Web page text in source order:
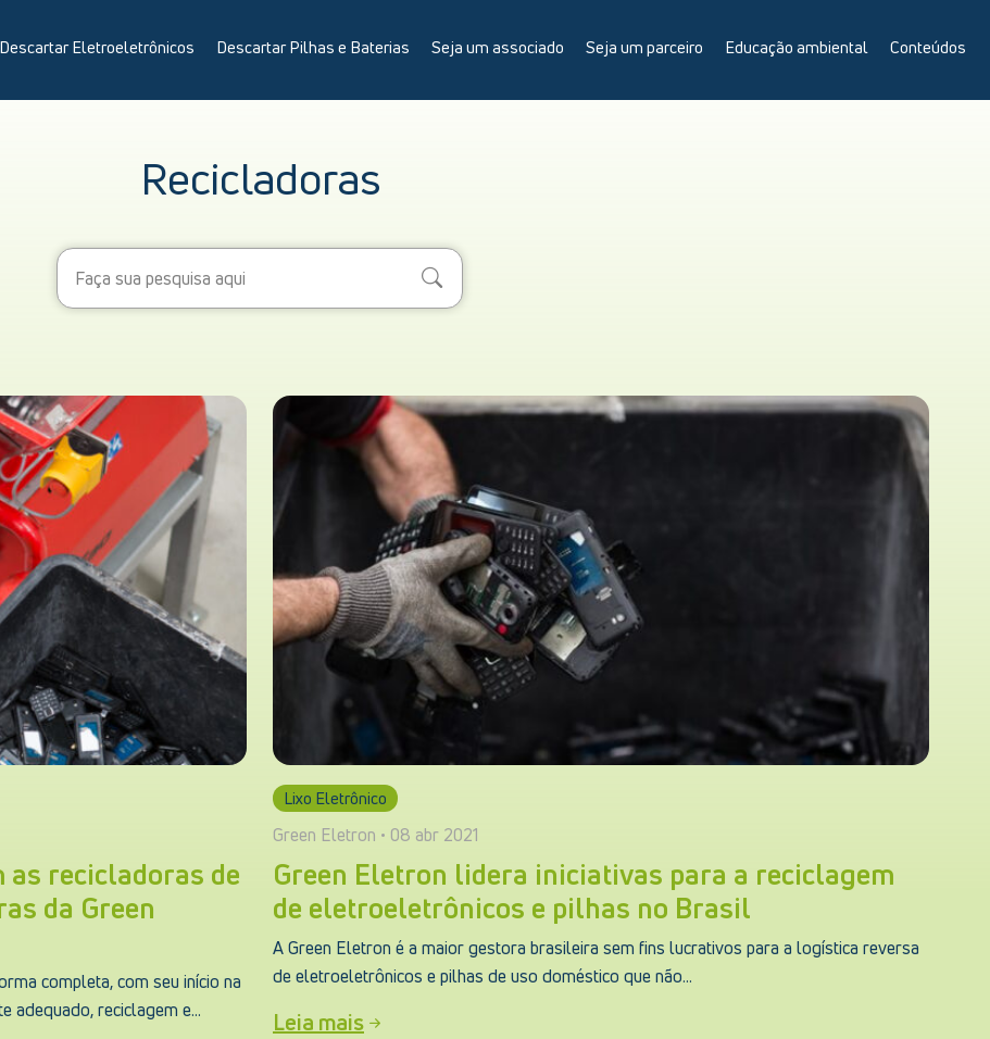
Descartar Eletroeletrônicos Descartar Pilhas e Baterias Seja um associado Seja um parceiro Educação ambiental Conteúdos
Recicladoras
Search
as recicladoras de
da Green
completa, com seu início na
adequado, reciclagem e...
Lixo Eletrônico
Green Eletron • 08 abr 2021
Green Eletron lidera iniciativas para a reciclagem
de eletroeletrônicos e pilhas no Brasil
A Green Eletron é a maior gestora brasileira sem fins lucrativos para a logística reversa
de eletroeletrônicos e pilhas de uso doméstico que não...
Leia mais